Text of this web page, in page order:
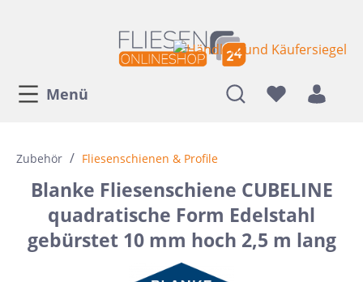
Menü
Zubehör / Fliesenschienen & Profile
Blanke Fliesenschiene CUBELINE
quadratische Form Edelstahl
gebürstet 10 mm hoch 2,5 m lang